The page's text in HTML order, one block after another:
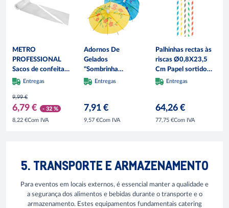
METRO
PROFESSIONAL
Sacos de confeitar
descartáveis, LDPE
100 unidades
Entregas
9,99 €
6,79 € - 32 %
8,22 €Com IVA
Adornos De
Gelados
"Sombrinha
Indonésia" Ø
Unidades)
Entregas
7,91 €
9,57 €Com IVA
Palhinhas rectas às
riscas Ø0,8X23,5
Cm Papel sortido
(3000 unidades)
Entregas
64,26 €
77,75 €Com IVA
5. TRANSPORTE E ARMAZENAMENTO
Para eventos em locais externos, é essencial manter a qualidade e
a segurança dos alimentos e bebidas durante o transporte e o
armazenamento. Estes equipamentos fundamentais catering